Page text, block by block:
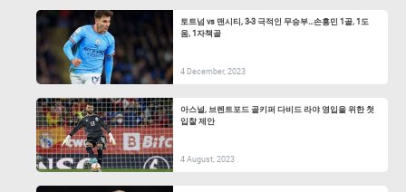
토트넘 vs 맨시티, 3-3 극적인 무승부…손흥민 1골, 1도
움, 1자책골
4 December, 2023
아스널, 브렌트포드 골키퍼 다비드 라야 영입을 위한 첫
입찰 제안
4 August, 2023